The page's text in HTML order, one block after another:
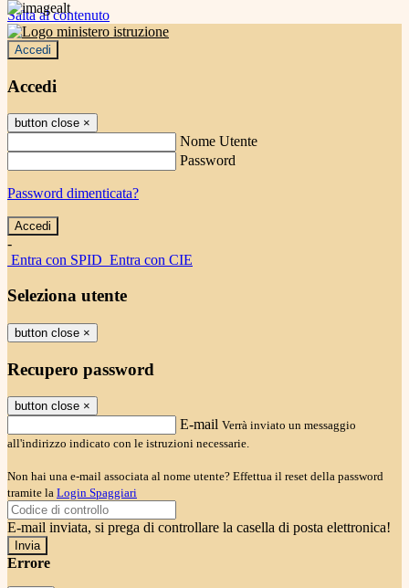
Salta al contenuto
Accedi
Accedi
button close ×
Nome Utente
Password
Password dimenticata?
-
Entra con SPID Entra con CIE
Seleziona utente
button close ×
Recupero password
button close ×
E-mail Verrà inviato un messaggio
all'indirizzo indicato con le istruzioni necessarie.
Non hai una e-mail associata al nome utente? Effettua il reset della password
tramite la Login Spaggiari
E-mail inviata, si prega di controllare la casella di posta elettronica!
Errore